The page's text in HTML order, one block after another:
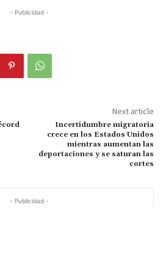
- Publicidad -
Next article
Incertidumbre migratoria
crece en los Estados Unidos
mientras aumentan las
deportaciones y se saturan las
cortes
- Publicidad -